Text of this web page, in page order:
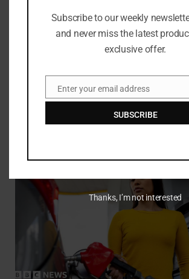
Scott Mills adalah bintang BBC dengan
Subscribe to our weekly
and never miss the latest
exclusive offer.
EmailEnter your email address
SUBSCRIBE
Thanks, I’m not interested